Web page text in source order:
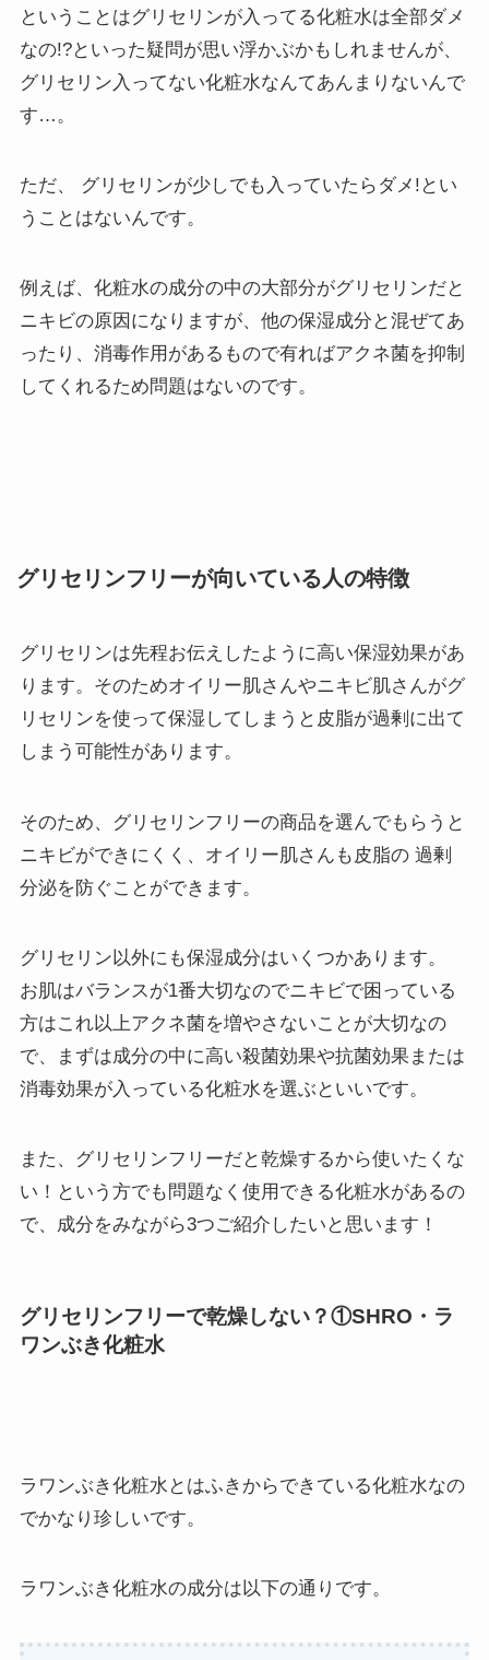
ということはグリセリンが入ってる化粧水は全部ダメ
なの!?といった疑問が思い浮かぶかもしれませんが、
グリセリン入ってない化粧水なんてあんまりないんで
す…。
ただ、 グリセリンが少しでも入っていたらダメ!とい
うことはないんです。
例えば、化粧水の成分の中の大部分がグリセリンだと
ニキビの原因になりますが、他の保湿成分と混ぜてあ
ったり、消毒作用があるもので有ればアクネ菌を抑制
してくれるため問題はないのです。
グリセリンフリーが向いている人の特徴
グリセリンは先程お伝えしたように高い保湿効果があ
ります。そのためオイリー肌さんやニキビ肌さんがグ
リセリンを使って保湿してしまうと皮脂が過剰に出て
しまう可能性があります。
そのため、グリセリンフリーの商品を選んでもらうと
ニキビができにくく、オイリー肌さんも皮脂の 過剰
分泌を防ぐことができます。
グリセリン以外にも保湿成分はいくつかあります。
お肌はバランスが1番大切なのでニキビで困っている
方はこれ以上アクネ菌を増やさないことが大切なの
で、まずは成分の中に高い殺菌効果や抗菌効果または
消毒効果が入っている化粧水を選ぶといいです。
また、グリセリンフリーだと乾燥するから使いたくな
い！という方でも問題なく使用できる化粧水があるの
で、成分をみながら3つご紹介したいと思います！
グリセリンフリーで乾燥しない？①SHRO・ラ
ワンぶき化粧水
ラワンぶき化粧水とはふきからできている化粧水なの
でかなり珍しいです。
ラワンぶき化粧水の成分は以下の通りです。